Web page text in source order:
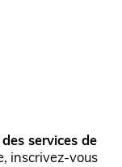
services de
inscrivez-vous